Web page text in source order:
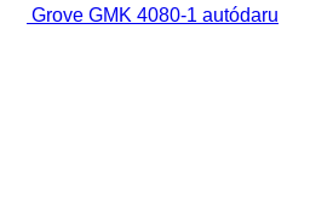
Grove GMK 4080-1 autódaru